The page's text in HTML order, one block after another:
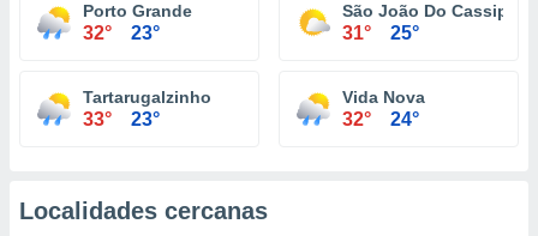
Porto Grande
32° 23°
São João Do Cassipore
31° 25°
Tartarugalzinho
33° 23°
Vida Nova
32° 24°
Localidades cercanas